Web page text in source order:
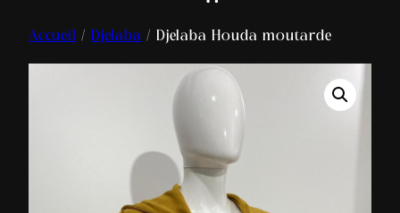
Accueil /Djelaba / Djelaba Houda moutarde